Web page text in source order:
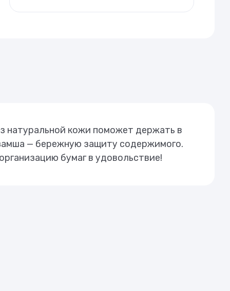
натуральной кожи поможет держать в
— бережную защиту содержимого.
бумаг в удовольствие!